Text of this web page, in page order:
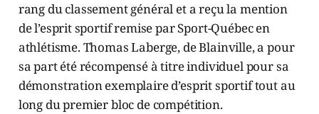
rang du classement général et a reçu la mention
de l’esprit sportif remise par Sport-Québec en
athlétisme. Thomas Laberge, de Blainville, a pour
sa part été récompensé à titre individuel pour sa
démonstration exemplaire d’esprit sportif tout au
long du premier bloc de compétition.